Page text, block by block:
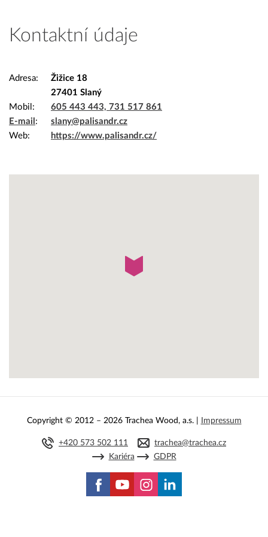
Kontaktní údaje
Adresa
Žižice 18
27401 Slaný
Mobil
605 443 443, 731 517 861
E-mail
slany@palisandr.cz
Web
https://www.palisandr.cz/
Copyright © 2012 – 2026 Trachea Wood, a.s. | Impressum
+420 573 502 111
trachea@trachea.cz
Kariéra
GDPR